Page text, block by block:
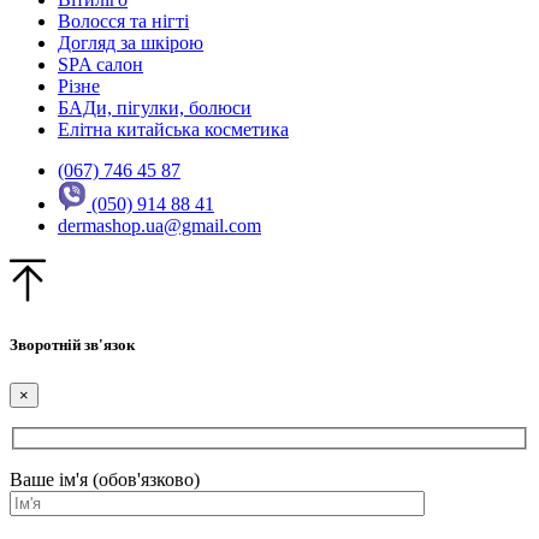
Волосся та нігті
Догляд за шкірою
SPA салон
Різне
БАДи, пігулки, болюси
Елітна китайська косметика
(067) 746 45 87
(050) 914 88 41
dermashop.ua@gmail.com
Зворотній зв'язок
×
Ваше ім'я (обов'язково)